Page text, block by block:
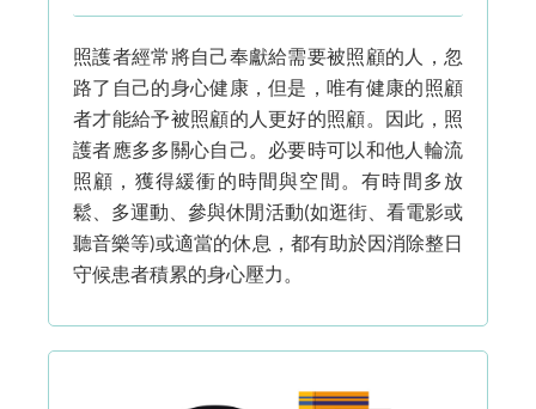
照護者經常將自己奉獻給需要被照顧的人，忽
路了自己的身心健康，但是，唯有健康的照顧
者才能給予被照顧的人更好的照顧。因此，照
護者應多多關心自己。必要時可以和他人輪流
照顧，獲得緩衝的時間與空間。有時間多放
鬆、多運動、參與休閒活動(如逛街、看電影或
聽音樂等)或適當的休息，都有助於因消除整日
守候患者積累的身心壓力。